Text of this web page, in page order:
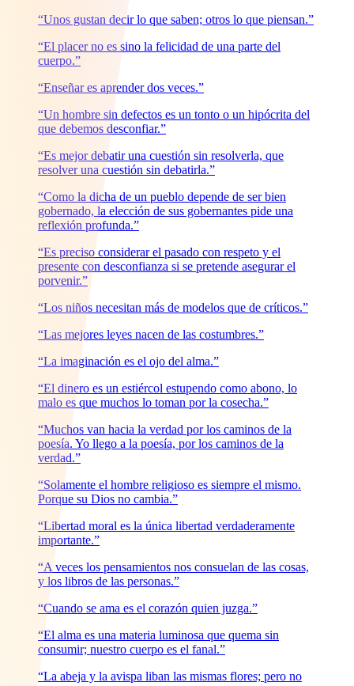
“Unos gustan decir lo que saben; otros lo que piensan.”
“El placer no es sino la felicidad de una parte del
cuerpo.”
“Enseñar es aprender dos veces.”
“Un hombre sin defectos es un tonto o un hipócrita del
que debemos desconfiar.”
“Es mejor debatir una cuestión sin resolverla, que
resolver una cuestión sin debatirla.”
“Como la dicha de un pueblo depende de ser bien
gobernado, la elección de sus gobernantes pide una
reflexión profunda.”
“Es preciso considerar el pasado con respeto y el
presente con desconfianza si se pretende asegurar el
porvenir.”
“Los niños necesitan más de modelos que de críticos.”
“Las mejores leyes nacen de las costumbres.”
“La imaginación es el ojo del alma.”
“El dinero es un estiércol estupendo como abono, lo
malo es que muchos lo toman por la cosecha.”
“Muchos van hacia la verdad por los caminos de la
poesía. Yo llego a la poesía, por los caminos de la
verdad.”
“Solamente el hombre religioso es siempre el mismo.
Porque su Dios no cambia.”
“Libertad moral es la única libertad verdaderamente
importante.”
“A veces los pensamientos nos consuelan de las cosas,
y los libros de las personas.”
“Cuando se ama es el corazón quien juzga.”
“El alma es una materia luminosa que quema sin
consumir; nuestro cuerpo es el fanal.”
“La abeja y la avispa liban las mismas flores; pero no